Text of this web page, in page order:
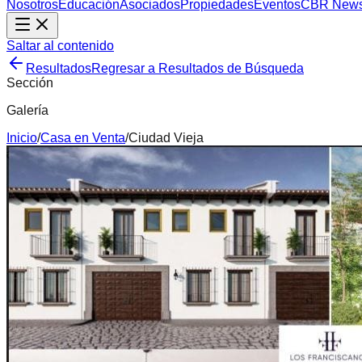
NosotrosEducaciónAsociadosPropiedadesEventosCBR
Saltar al contenido
ResultadosRegresar a Resultados de Búsqueda
Sección
Galería
Inicio/Casa en Venta/Ciudad Vieja